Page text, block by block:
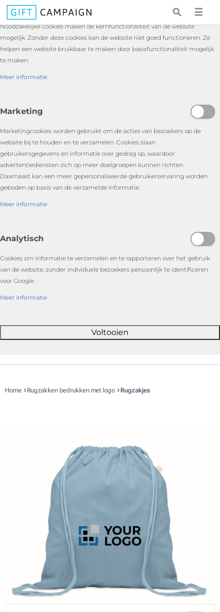
Essentieel
Noodzakelijke cookies maken de kernfunctionaliteit van de website
mogelijk. Zonder deze cookies kan de website niet goed functioneren. Ze
helpen een website bruikbaar te maken door basisfunctionaliteit mogelijk
te maken.
Meer informatie
Marketing
Marketingcookies worden gebruikt om de acties van bezoekers op de
website bij te houden en te verzamelen. Cookies slaan
gebruikersgegevens en informatie over gedrag op, waardoor
advertentiediensten zich op meer doelgroepen kunnen richten.
Daarnaast kan een meer gepersonaliseerde gebruikerservaring worden
geboden op basis van de verzamelde informatie.
Meer informatie
Analytisch
Cookies om informatie te verzamelen en te rapporteren over het gebruik
van de website, zonder individuele bezoekers persoonlijk te identificeren
voor Google.
Meer informatie
Voltooien
☰
Home Rugzakken bedrukken met logo Rugzakjes